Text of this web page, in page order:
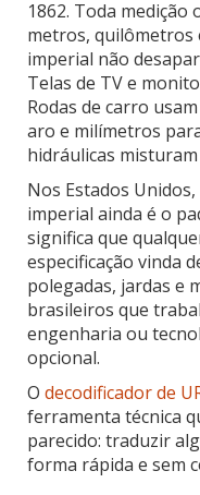
1862. Toda medição
metros, quilômetros
imperial não
Telas de TV e
Rodas de carro
aro e milímetros
hidráulicas
Nos Estados
imperial ainda é o
significa que
especificação vinda
polegadas, jardas e
brasileiros que
engenharia ou
opcional.
O decodificador de
ferramenta técnica
parecido: traduzir
forma rápida e sem